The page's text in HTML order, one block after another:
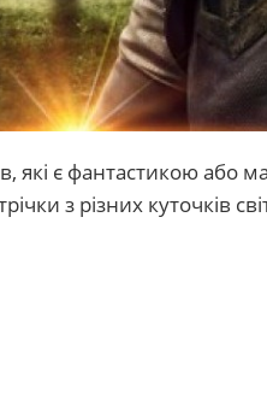
які є фантастикою або
з різних куточків